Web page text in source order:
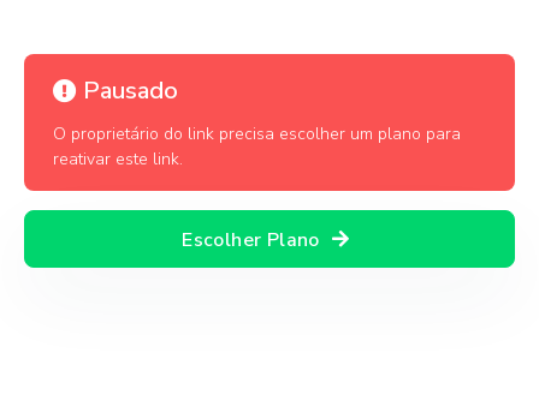
Pausado
O proprietário do link precisa escolher um plano para
reativar este link.
Escolher Plano